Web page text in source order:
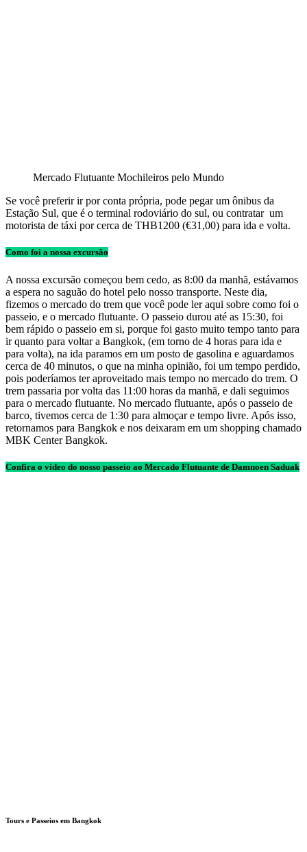
Mercado Flutuante Mochileiros pelo Mundo
Se você preferir ir por conta própria, pode pegar um ônibus da
Estação Sul, que é o terminal rodoviário do sul, ou contratar um
motorista de táxi por cerca de THB1200 (€31,00) para ida e volta.
Como foi a nossa excursão
A nossa excursão começou bem cedo, as 8:00 da manhã, estávamos
a espera no saguão do hotel pelo nosso transporte. Neste dia,
fizemos o mercado do trem que você pode ler aqui sobre como foi o
passeio, e o mercado flutuante. O passeio durou até as 15:30, foi
bem rápido o passeio em si, porque foi gasto muito tempo tanto para
ir quanto para voltar a Bangkok, (em torno de 4 horas para ida e
para volta), na ida paramos em um posto de gasolina e aguardamos
cerca de 40 minutos, o que na minha opinião, foi um tempo perdido,
pois poderíamos ter aproveitado mais tempo no mercado do trem. O
trem passaria por volta das 11:00 horas da manhã, e dali seguimos
para o mercado flutuante. No mercado flutuante, após o passeio de
barco, tivemos cerca de 1:30 para almoçar e tempo livre. Após isso,
retornamos para Bangkok e nos deixaram em um shopping chamado
MBK Center Bangkok.
Confira o vídeo do nosso passeio ao Mercado Flutuante de Damnoen Saduak
Tours e Passeios em Bangkok